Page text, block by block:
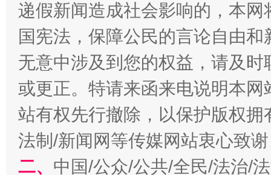
揭开“小金库”的免责幌子
递假新闻造成社会影响的，本
国宪法，保障公民的言论自由
无意中涉及到您的权益，请及
或更正。特请来函来电说明本
站有权先行撤除，以保护版权
法制/新闻网等传媒网站衷心致
二、 中国/公众/公共/全民/法治/